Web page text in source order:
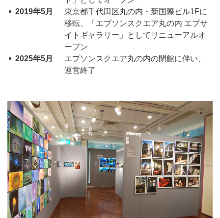
2019年5月
東京都千代田区丸の内・新国際ビル1Fに
移転、「エプソンスクエア丸の内 エプサ
イトギャラリー」としてリニューアルオ
ープン
2025年5月
エプソンスクエア丸の内の閉館に伴い、
運営終了